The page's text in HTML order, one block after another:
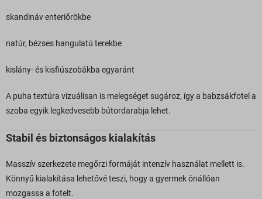
skandináv enteriőrökbe
natúr, bézses hangulatú terekbe
kislány- és kisfiúszobákba egyaránt
A puha textúra vizuálisan is melegséget sugároz, így a babzsákfotel a
szoba egyik legkedvesebb bútordarabja lehet.
Stabil és biztonságos kialakítás
Masszív szerkezete megőrzi formáját intenzív használat mellett is.
Könnyű kialakítása lehetővé teszi, hogy a gyermek önállóan
mozgassa a fotelt.